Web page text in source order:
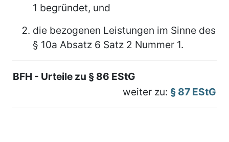
1 begründet, und
die bezogenen Leistungen im Sinne des
§ 10a Absatz 6 Satz 2 Nummer 1.
BFH - Urteile zu § 86 EStG
weiter zu: § 87 EStG